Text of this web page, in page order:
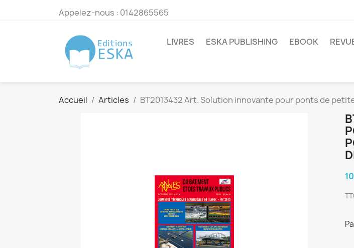
Appelez-nous : 0142865565
LIVRES ESKA PUBLISHING EBOOK
Accueil Articles BT2013432 Art. Solution innovante pour ponts de